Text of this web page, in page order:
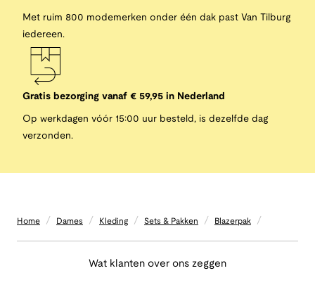
Met ruim 800 modemerken onder één dak past Van Tilburg
iedereen.
Gratis bezorging vanaf € 59,95 in Nederland
Op werkdagen vóór 15:00 uur besteld, is dezelfde dag
verzonden.
Home / Dames / Kleding / Sets & Pakken / Blazerpak /
Wat klanten over ons zeggen